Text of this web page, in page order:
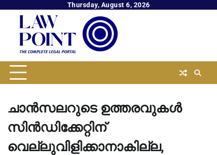
content
Thursday, August 6, 2026
ചാൻസലറുടെ ഉത്തരവുകൾ
സിൻഡിക്കേറ്റിന്
വെല്ലുവിളിക്കാനാകില്ല,